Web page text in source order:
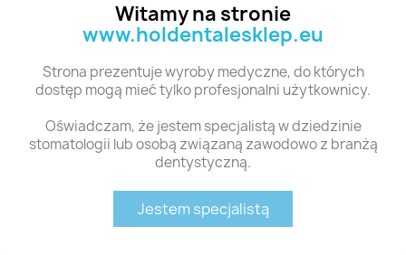
Witamy na stronie
www.holdentalesklep.eu
Strona prezentuje wyroby medyczne, do których
dostęp mogą mieć tylko profesjonalni użytkownicy.
Oświadczam, że jestem specjalistą w dziedzinie
stomatologii lub osobą związaną zawodowo z branżą
dentystyczną.
Jestem specjalistą
Polecane produkty z tej kategorii